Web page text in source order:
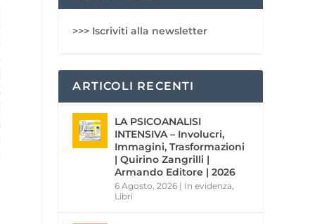
>>> Iscriviti alla newsletter
ARTICOLI RECENTI
LA PSICOANALISI
INTENSIVA – Involucri,
Immagini, Trasformazioni
| Quirino Zangrilli |
Armando Editore | 2026
6 Agosto, 2026 | In evidenza
Libri